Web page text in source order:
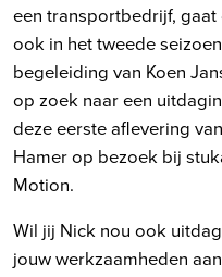
een transportbedrijf,
ook in het tweede
begeleiding van Koen
op zoek naar een
deze eerste aflevering
Hamer op bezoek bij
Motion.
Wil jij Nick nou ook
jouw werkzaamheden